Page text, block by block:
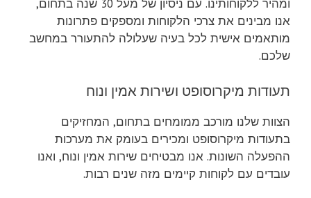
ומהיר ללקוחותינו. עם ניסיון של מעל 30 שנה בתחום,
אנו מבינים את צרכי הלקוחות ומספקים פתרונות
מותאמים אישית לכל בעיה שעלולה להתעורר במחשב
שלכם.
תעודות מיקרוסופט ושירות אמין ונוח
הצוות שלנו מורכב ממומחים בתחום, המחזיקים
בתעודות מיקרוסופט ומכירים בעומק את מערכות
ההפעלה השונות. אנו מבטיחים שירות אמין ונוח, ואנו
עובדים עם לקוחות קיימים מזה שנים רבות.